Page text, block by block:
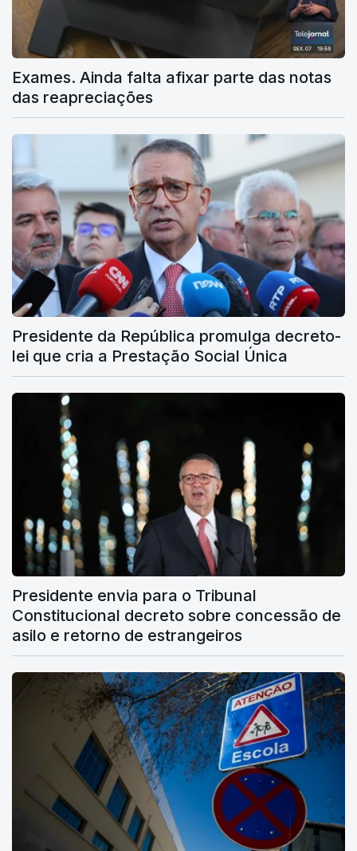
Exames. Ainda falta afixar parte das notas
das reapreciações
Presidente da República promulga decreto-
lei que cria a Prestação Social Única
Presidente envia para o Tribunal
Constitucional decreto sobre concessão de
asilo e retorno de estrangeiros